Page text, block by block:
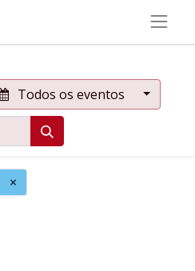
Todos os eventos
×